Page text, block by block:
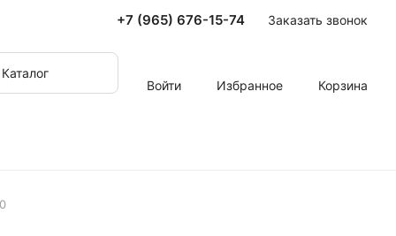
+7 (965) 676-15-74 Заказать звонок
Каталог
Войти
Избранное Корзина